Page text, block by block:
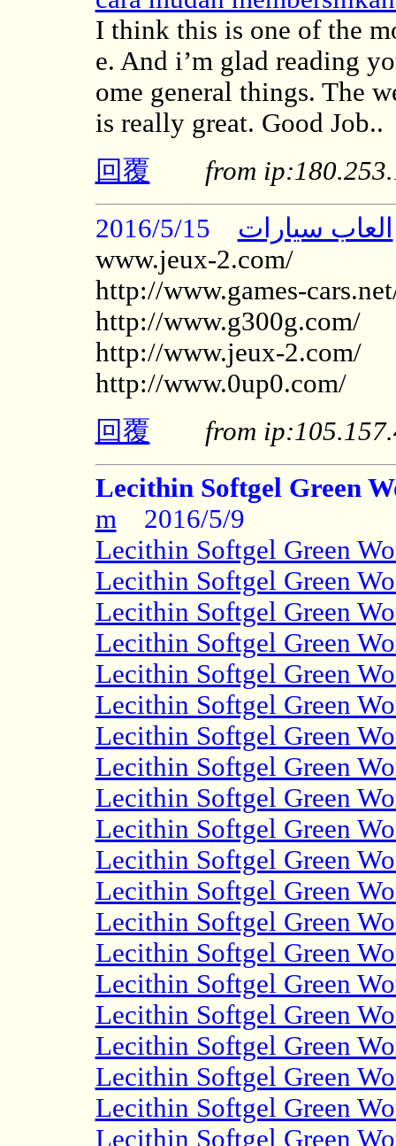
I think this is one of the
e. And i’m glad reading
ome general things. The
is really great. Good Job..
回覆
from
العاب سيارات
www.jeux-2.com/
http://www.games-
http://www.g300g.com/
http://www.jeux-2.com/
http://www.0up0.com/
回覆
from
Lecithin Softgel Green
m 2016/5/9
Lecithin Softgel Green
Lecithin Softgel Green
Lecithin Softgel Green
Lecithin Softgel Green
Lecithin Softgel Green
Lecithin Softgel Green
Lecithin Softgel Green
Lecithin Softgel Green
Lecithin Softgel Green
Lecithin Softgel Green
Lecithin Softgel Green
Lecithin Softgel Green
Lecithin Softgel Green
Lecithin Softgel Green
Lecithin Softgel Green
Lecithin Softgel Green
Lecithin Softgel Green
Lecithin Softgel Green
Lecithin Softgel Green
Lecithin Softgel Green